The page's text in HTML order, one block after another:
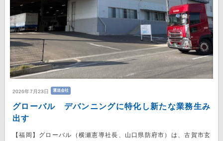
2026年7月23日 運送会社
グローバル デバンニングに特化し新たな業務生み
出す
【福岡】グローバル（横瀬憲導社長、山口県防府市）は、古賀市玄